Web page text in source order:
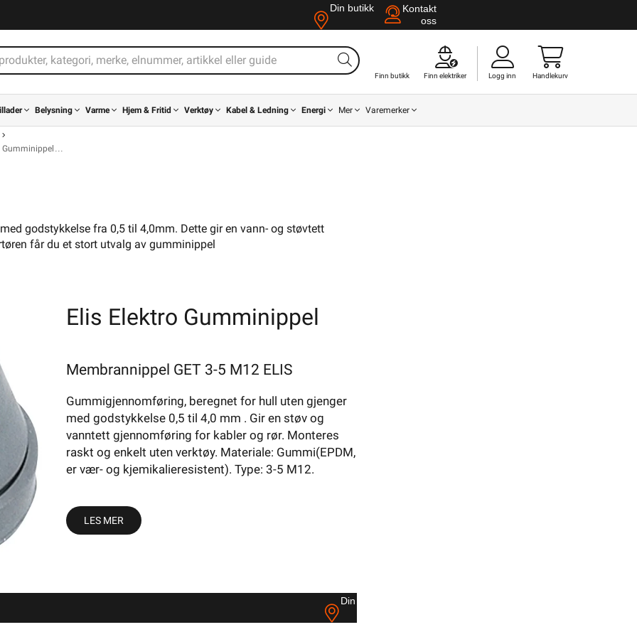
Din butikk
Kontakt
oss
Finn butikk Finn elektriker Logg inn Handlekurv
Belysning Varme Hjem & Fritid Verktøy Kabel & Ledning Energi Mer Varemerker
Gumminippel
Gumminippel
med godstykkelse fra 0,5 til 4,0mm. Dette gir en vann- og støvtett
får du et stort utvalg av gumminippel
godstykkelse fra 0,5 til 4,0mm. Dette gir en vann- og støvtett
får du et stort utvalg av gumminippel
Elis Elektro Gumminippel
Membrannippel GET 3-5 M12 ELIS
Gummigjennomføring, beregnet for hull uten gjenger
med godstykkelse 0,5 til 4,0 mm . Gir en støv og
vanntett gjennomføring for kabler og rør. Monteres
raskt og enkelt uten verktøy. Materiale: Gummi(EPDM,
er vær- og kjemikalieresistent). Type: 3-5 M12.
LES MER
Din butikk